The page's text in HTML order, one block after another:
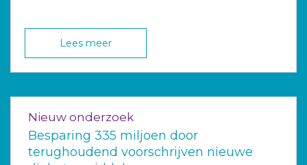
Lees meer
Nieuw onderzoek
Besparing 335 miljoen door
terughoudend voorschrijven nieuwe